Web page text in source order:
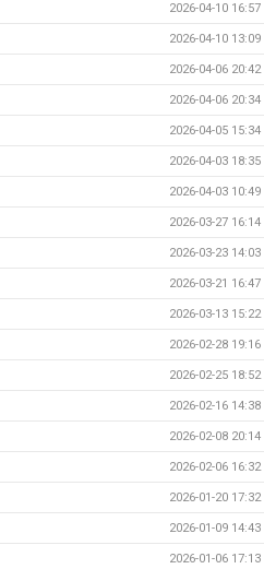
2026-04-10 16:57
2026-04-10 13:09
2026-04-06 20:42
2026-04-06 20:34
2026-04-05 15:34
2026-04-03 18:35
2026-04-03 10:49
2026-03-27 16:14
2026-03-23 14:03
2026-03-21 16:47
2026-03-13 15:22
2026-02-28 19:16
2026-02-25 18:52
2026-02-16 14:38
2026-02-08 20:14
2026-02-06 16:32
2026-01-20 17:32
2026-01-09 14:43
2026-01-06 17:13